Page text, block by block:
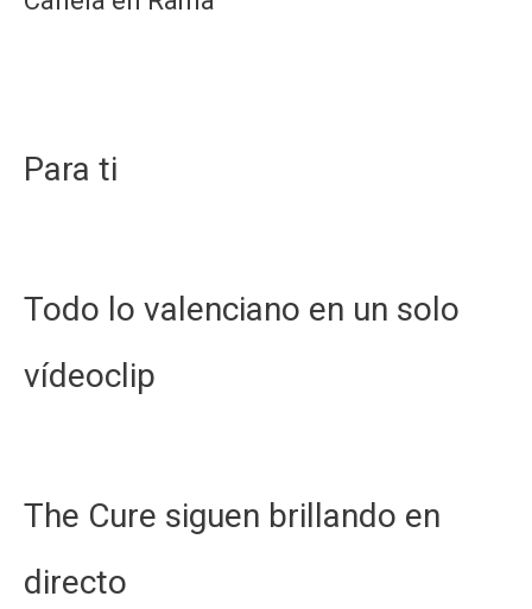
Para ti
Todo lo valenciano en un solo
vídeoclip
The Cure siguen brillando en
directo